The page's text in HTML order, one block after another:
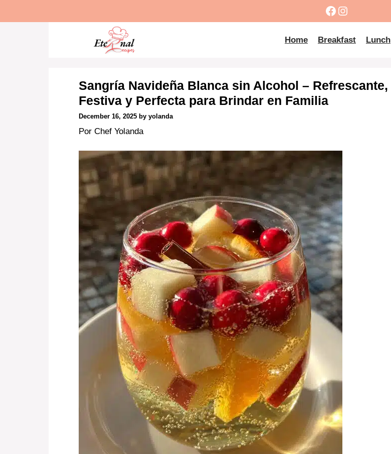
Facebook
Instagram
Home Breakfast Lunch
Sangría Navideña Blanca sin Alcohol – Refrescante,
Festiva y Perfecta para Brindar en Familia
December 16, 2025 by yolanda
Por Chef Yolanda